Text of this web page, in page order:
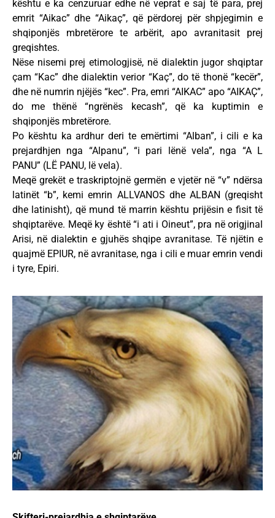
kështu e ka cenzuruar edhe në veprat e saj të para, prej
emrit “Aikac” dhe “Aikaç”, që përdorej për shpjegimin e
shqiponjës mbretërore te arbërit, apo avranitasit prej
greqishtes.
Nëse nisemi prej etimologjisë, në dialektin jugor shqiptar
çam “Kac” dhe dialektin verior “Kaç”, do të thonë “kecër”,
dhe në numrin njëjës “kec”. Pra, emri “AIKAC” apo “AIKAҪ”,
do me thënë “ngrënës kecash”, që ka kuptimin e
shqiponjës mbretërore.
Po kështu ka ardhur deri te emërtimi “Alban”, i cili e ka
prejardhjen nga “Alpanu”, “i pari lënë vela”, nga “A L
PANU” (LË PANU, lë vela).
Meqë grekët e traskriptojnë germën e vjetër në “v” ndërsa
latinët “b”, kemi emrin ALLVANOS dhe ALBAN (greqisht
dhe latinisht), që mund të marrin kështu prijësin e fisit të
shqiptarëve. Meqë ky është “i ati i Oineut”, pra në origjinal
Arisi, në dialektin e gjuhës shqipe avranitase. Të njëtin e
quajmë EPIUR, në avranitase, nga i cili e muar emrin vendi
i tyre, Epiri.